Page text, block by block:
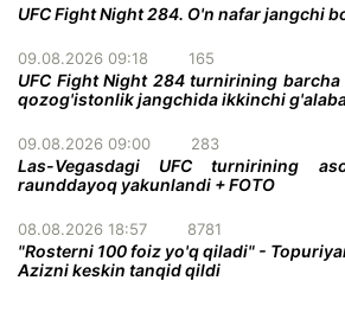
UFC Fight Night 284. O'n nafar jangchi
09.08.2026 09:18 165
UFC Fight Night 284 turnirining
qozog'istonlik jangchida ikkinchi
09.08.2026 09:00 283
Las-Vegasdagi UFC turnirining
raunddayoq yakunlandi + FOTO
08.08.2026 18:57 8781
"Rosterni 100 foiz yo'q qiladi" -
Azizni keskin tanqid qildi